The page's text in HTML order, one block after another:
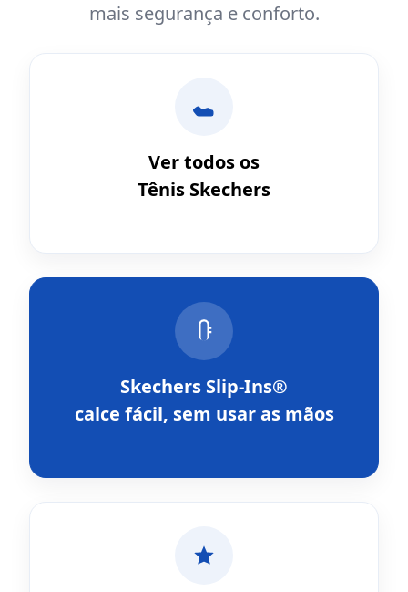
mais segurança e conforto.
Ver todos os
Tênis Skechers
Skechers Slip-Ins®
calce fácil, sem usar as mãos